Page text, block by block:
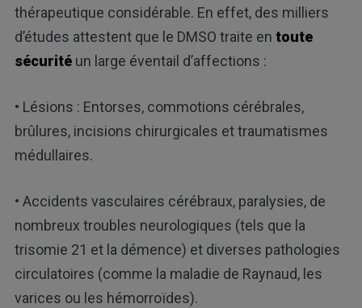
thérapeutique considérable. En effet, des milliers
d’études attestent que le DMSO traite en toute
sécuritéun large éventail d’affections :
• Lésions : Entorses, commotions cérébrales,
brûlures, incisions chirurgicales et traumatismes
médullaires.
• Accidents vasculaires cérébraux, paralysies, de
nombreux troubles neurologiques (tels que la
trisomie 21 et la démence) et diverses pathologies
circulatoires (comme la maladie de Raynaud, les
varices ou les hémorroïdes).